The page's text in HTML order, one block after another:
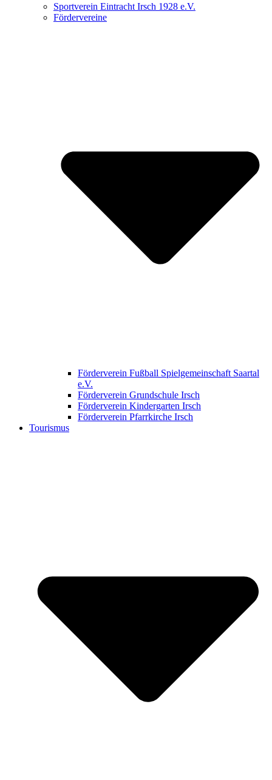
Sportverein Eintracht Irsch 1928 e.V.
Fördervereine
Förderverein Fußball Spielgemeinschaft Saartal
e.V.
Förderverein Grundschule Irsch
Förderverein Kindergarten Irsch
Förderverein Pfarrkirche Irsch
Tourismus